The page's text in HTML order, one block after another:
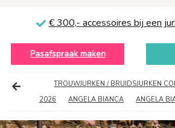
€ 300,- accessoires bij een
Pasafspraak maken
TROUWJURKEN / BRUIDSJURKEN
2026
ANGELA BIANCA ANGELA